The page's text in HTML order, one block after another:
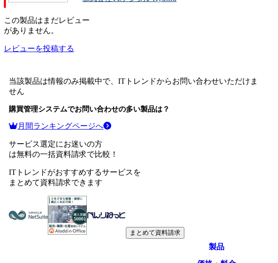
この製品はまだレビュー
がありません。
レビューを投稿する
当該製品は情報のみ掲載中で、ITトレンドからお問い合わせいただけま
せん
購買管理システムでお問い合わせの多い製品は？
月間ランキングページへ
サービス選定にお迷いの方
は無料の一括資料請求で比較！
ITトレンドがおすすめするサービスを
まとめて資料請求できます
まとめて資料請求
製品